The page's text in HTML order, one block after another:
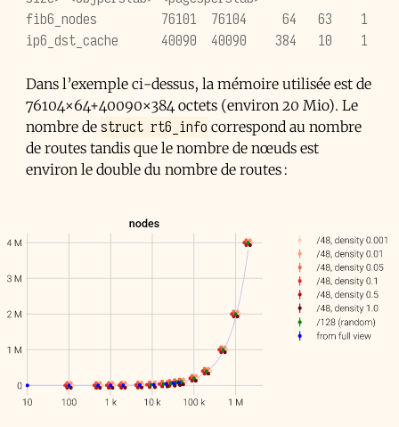
fib6_nodes         76101  76104     64   63    1
ip6_dst_cache      40090  40090    384   10    1
Dans l’exemple ci-dessus, la mémoire utilisée est de
76104×64+40090×384 octets (environ 20 Mio). Le
nombre de struct rt6_info correspond au nombre
de routes tandis que le nombre de nœuds est
environ le double du nombre de routes :